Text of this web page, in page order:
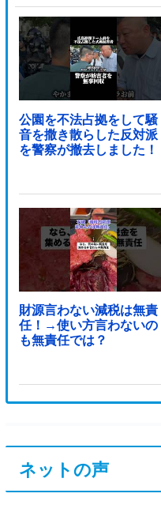
公園を不法占拠をして騒
音を撒き散らした反対派
を警察が撤去しました！
財源言わない減税は無責
任！→使い方言わないの
も無責任では？
ネットの声